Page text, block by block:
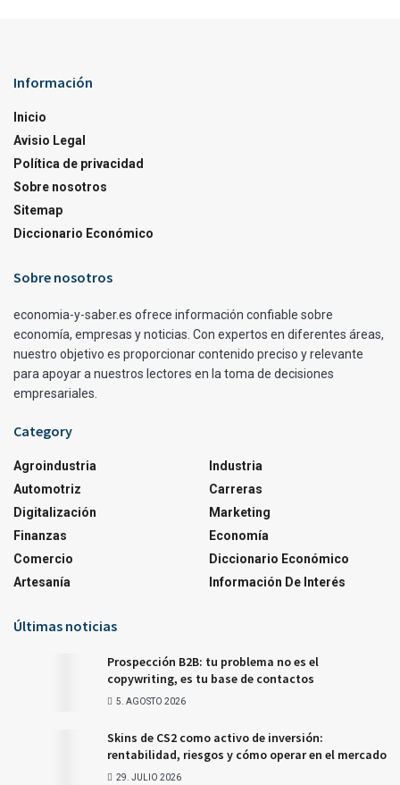
Información
Inicio
Avisio Legal
Política de privacidad
Sobre nosotros
Sitemap
Diccionario Económico
Sobre nosotros
economia-y-saber.es ofrece información confiable sobre
economía, empresas y noticias. Con expertos en diferentes áreas,
nuestro objetivo es proporcionar contenido preciso y relevante
para apoyar a nuestros lectores en la toma de decisiones
empresariales.
Category
Agroindustria
Automotriz
Digitalización
Finanzas
Comercio
Artesanía
Industria
Carreras
Marketing
Economía
Diccionario Económico
Información De Interés
Últimas noticias
Prospección B2B: tu problema no es el
copywriting, es tu base de contactos
5. AGOSTO 2026
Skins de CS2 como activo de inversión:
rentabilidad, riesgos y cómo operar en el mercado
29. JULIO 2026